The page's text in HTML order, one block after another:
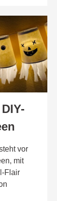
vor
mit
Flair